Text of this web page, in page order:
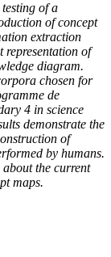
of a
of concept
extraction
representation of
diagram.
chosen for
de
4 in science
demonstrate the
of
by humans.
about the current
maps.